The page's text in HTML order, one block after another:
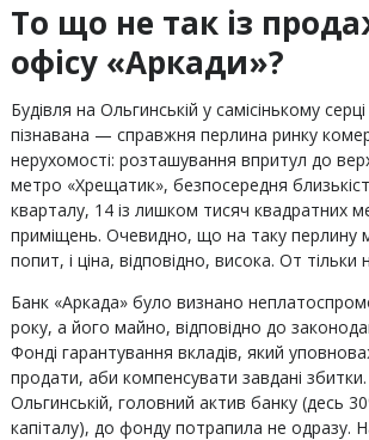
То що не так із
офісу «Аркади»?
Будівля на Ольгинській у самісінькому
пізнавана — справжня перлина ринку
нерухомості: розташування впритул до
метро «Хрещатик», безпосередня
кварталу, 14 із лишком тисяч квадратних
приміщень. Очевидно, що на таку перлину
попит, і ціна, відповідно, висока. От тільки
Банк «Аркада» було визнано
року, а його майно, відповідно до
Фонді гарантування вкладів, який
продати, аби компенсувати завдані
Ольгинській, головний актив банку (десь
капіталу), до фонду потрапила не одразу.